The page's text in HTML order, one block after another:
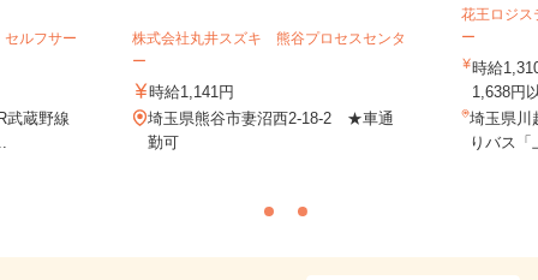
ルフサー
武蔵野線
株式会社丸井スズキ 熊谷プロセスセンタ
ー
時給1,141円
埼玉県熊谷市妻沼西2-18-2 ★車通
勤可
花王ロジ
ー
時給
1,638円
埼玉県川
りバス